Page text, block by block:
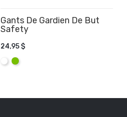
Gants De Gardien De But
Safety
24,95 $
BlancLime
AJOUTER AU PANIER